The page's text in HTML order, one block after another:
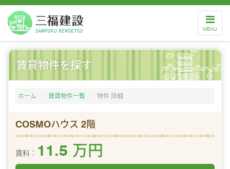
ナ
ビ
ゲ
MENU
賃貸物件を探す
ホーム 賃貸物件一覧 物件 詳細
COSMOハウス 2階
賃料： 11.5 万円